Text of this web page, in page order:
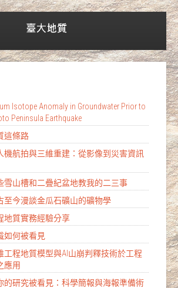
Isotope Anomaly in Groundwater Prior to
Peninsula Earthquake
這條路
機航拍與三維重建：從影像到災害資訊
雪山槽和二疊紀盆地教我的二三事
至今漫談金瓜石礦山的礦物學
地質實務經驗分享
如何被看見
工程地質模型與AI山崩判釋技術於工程
應用
的研究被看見：科學簡報與海報準備術